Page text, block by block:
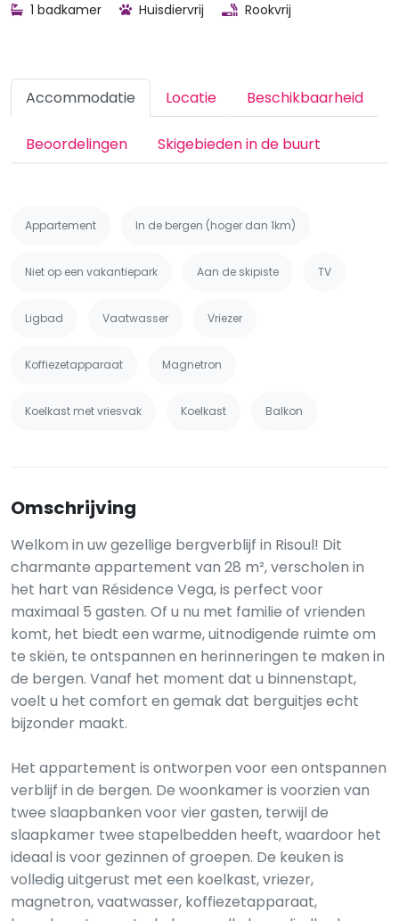
1 badkamer
Huisdiervrij Rookvrij
Accommodatie Locatie Beschikbaarheid
Beoordelingen Skigebieden in de buurt
Appartement In de bergen (hoger dan 1km)
Niet op een vakantiepark Aan de skipiste TV
Ligbad Vaatwasser Vriezer
Koffiezetapparaat Magnetron
Koelkast met vriesvak Koelkast Balkon
Omschrijving
Welkom in uw gezellige bergverblijf in Risoul! Dit
charmante appartement van 28 m², verscholen in
het hart van Résidence Vega, is perfect voor
maximaal 5 gasten. Of u nu met familie of vrienden
komt, het biedt een warme, uitnodigende ruimte om
te skiën, te ontspannen en herinneringen te maken in
de bergen. Vanaf het moment dat u binnenstapt,
voelt u het comfort en gemak dat berguitjes echt
bijzonder maakt.
Het appartement is ontworpen voor een ontspannen
verblijf in de bergen. De woonkamer is voorzien van
twee slaapbanken voor vier gasten, terwijl de
slaapkamer twee stapelbedden heeft, waardoor het
ideaal is voor gezinnen of groepen. De keuken is
volledig uitgerust met een koelkast, vriezer,
magnetron, vaatwasser, koffiezetapparaat,